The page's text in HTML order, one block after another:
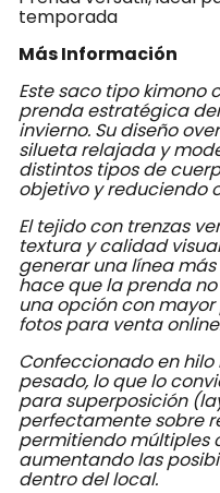
temporada
Más Información
Este saco tipo kimono
prenda estratégica
invierno. Su diseño
silueta relajada y
distintos tipos de
objetivo y reduciendo
El tejido con trenzas
textura y calidad
generar una línea
hace que la prenda
una opción con
fotos para venta
Confeccionado en
pesado, lo que lo
para superposición
perfectamente sobre
permitiendo múltiples
aumentando las
dentro del local.